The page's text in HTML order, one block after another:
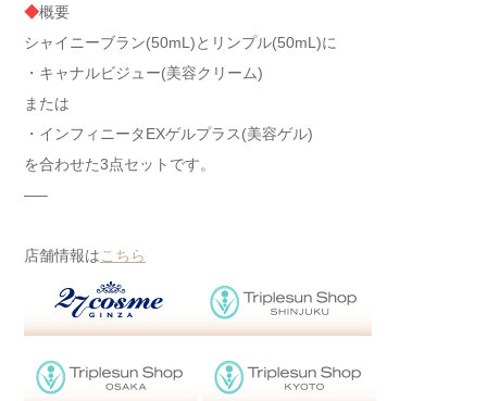
◆概要
シャイニーブラン(50mL)とリンプル(50mL)に
・キャナルビジュー(美容クリーム)
または
・インフィニータEXゲルプラス(美容ゲル)
を合わせた3点セットです。
—–
店舗情報は こちら